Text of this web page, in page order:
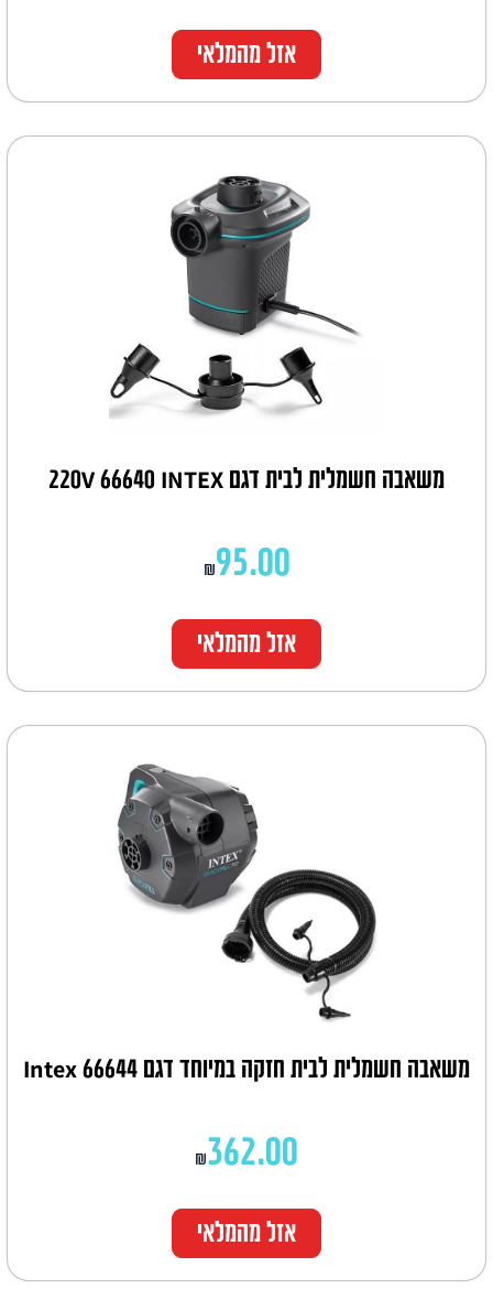
אזל מהמלאי
משאבה חשמלית לבית דגם 220V 66640 INTEX
₪95.00
אזל מהמלאי
משאבה חשמלית לבית חזקה במיוחד דגם Intex 66644
₪362.00
אזל מהמלאי